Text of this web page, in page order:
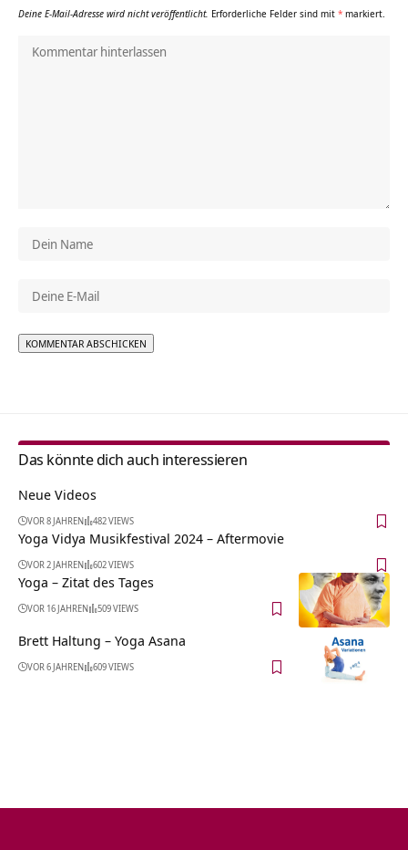
Deine E-Mail-Adresse wird nicht veröffentlicht. Erforderliche Felder sind mit * markiert.
Das könnte dich auch interessieren
Neue Videos
VOR 8 JAHREN 482 VIEWS
Yoga Vidya Musikfestival 2024 – Aftermovie
VOR 2 JAHREN 602 VIEWS
Yoga – Zitat des Tages
VOR 16 JAHREN 509 VIEWS
Brett Haltung – Yoga Asana
VOR 6 JAHREN 609 VIEWS